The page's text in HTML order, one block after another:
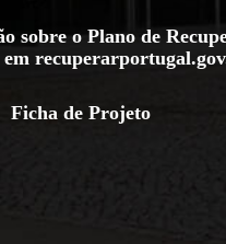
sobre o Plano de
Ficha de Projeto